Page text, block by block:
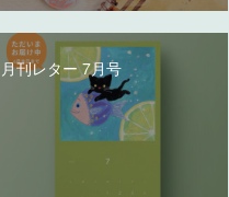
月刊レター 7月号